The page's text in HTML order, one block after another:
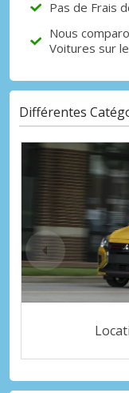
Pas de Frais
Nous
Voitures sur
Différentes